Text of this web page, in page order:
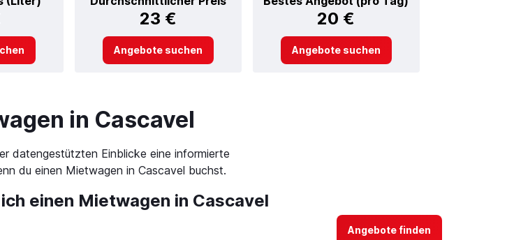
23 € 20 €
Angebote suchen Angebote suchen
in Cascavel
datengestützten Einblicke eine informierte
du einen Mietwagen in Cascavel buchst.
einen Mietwagen in Cascavel
Angebote finden